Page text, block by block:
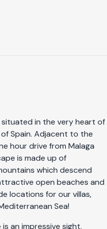
situated in the very heart of
Spain. Adjacent to the
hour drive from Malaga
is made up of
which descend
open beaches and
locations for our villas,
Sea!
an impressive sight.